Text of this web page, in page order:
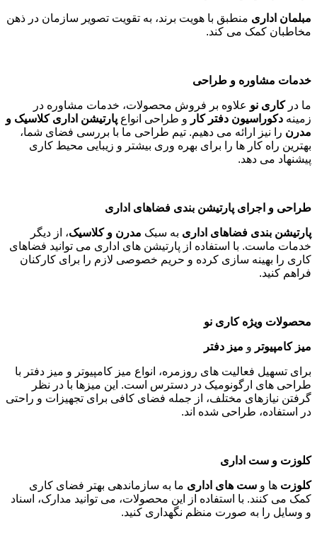
مبلمان اداری منطبق با هویت برند، به تقویت تصویر سازمان در ذهن
مخاطبان کمک می کند.
خدمات مشاوره و طراحی
ما درکاری نو علاوه بر فروش محصولات، خدمات مشاوره در
زمینه دکوراسیون دفتر کار و طراحی انواع پارتیشن اداری کلاسیک و
مدرن را نیز ارائه می دهیم. تیم طراحی ما با بررسی فضای شما،
بهترین راه کار ها را برای بهره وری بیشتر و زیبایی محیط کاری
پیشنهاد می دهد.
طراحی و اجرای پارتیشن بندی فضاهای اداری
پارتیشن بندی فضاهای اداری به سبک مدرن و کلاسیک، از دیگر
خدمات ماست. با استفاده از پارتیشن های اداری می توانید فضاهای
کاری را بهینه سازی کرده و حریم خصوصی لازم را برای کارکنان
فراهم کنید.
محصولات ویژه کاری نو
میز کامپیوتر و میز دفتر
برای تسهیل فعالیت های روزمره، انواع میز کامپیوتر و میز دفتر با
طراحی های ارگونومیک در دسترس است. این میزها با در نظر
گرفتن نیازهای مختلف، از جمله فضای کافی برای تجهیزات و راحتی
در استفاده، طراحی شده اند.
کلوزت و ست اداری
کلوزت ها و ست های اداری ما به سازماندهی بهتر فضای کاری
کمک می کنند. با استفاده از این محصولات، می توانید مدارک، اسناد
و وسایل را به صورت منظم نگهداری کنید.